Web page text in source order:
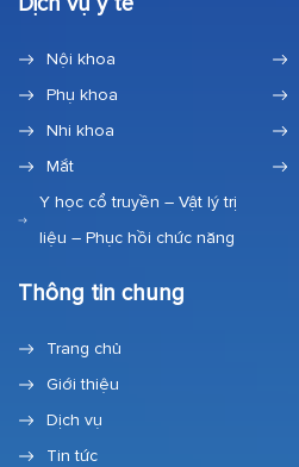
Nội khoa
Phụ khoa
Nhi khoa
Mắt
Y học cổ truyền – Vật lý trị
liệu – Phục hồi chức năng
Thông tin chung
Trang chủ
Giới thiệu
Dịch vụ
Tin tức